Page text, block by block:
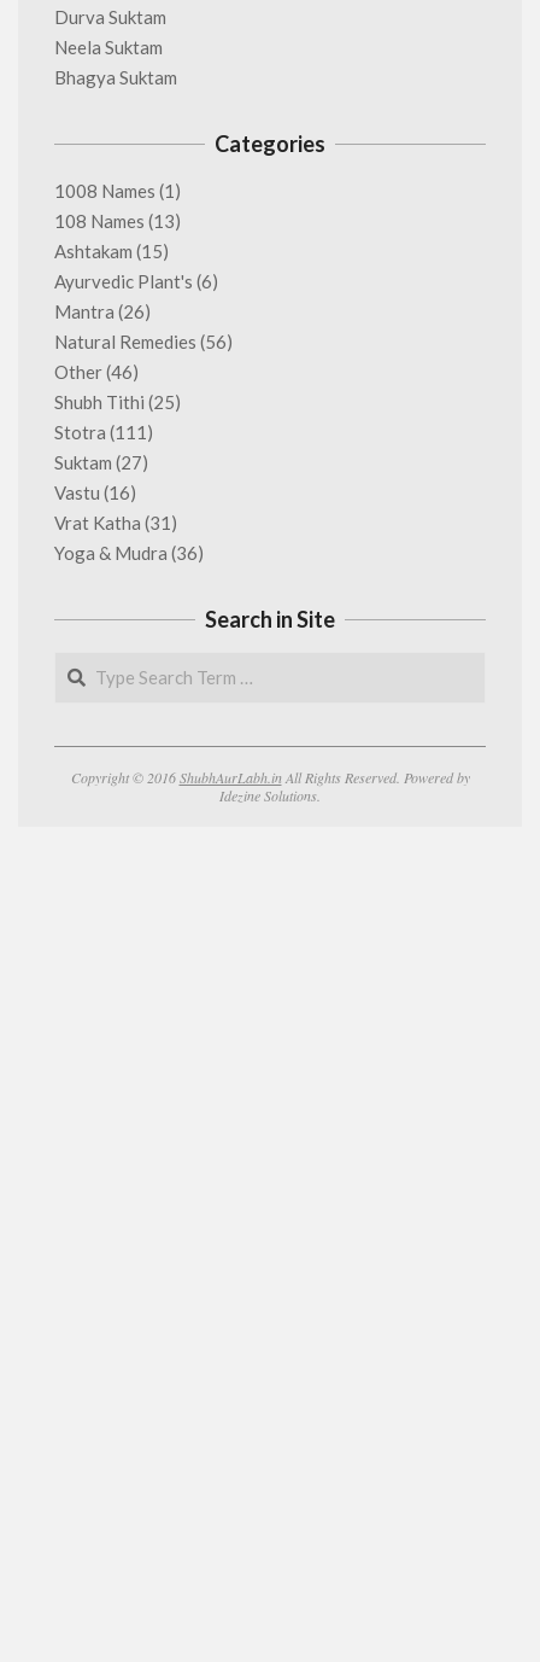
Durva Suktam
Neela Suktam
Bhagya Suktam
Categories
1008 Names (1)
108 Names (13)
Ashtakam (15)
Ayurvedic Plant's (6)
Mantra (26)
Natural Remedies (56)
Other(46)
Shubh Tithi (25)
Stotra (111)
Suktam (27)
Vastu (16)
Vrat Katha (31)
Yoga & Mudra (36)
Search in Site
Search
Copyright © 2016ShubhAurLabh.in All Rights Reserved. Powered by
Idezine Solutions.